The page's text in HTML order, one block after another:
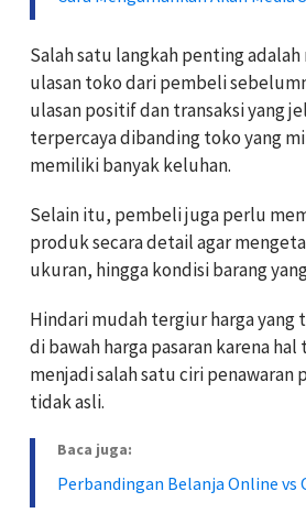
Salah satu langkah penting
ulasan toko dari pembeli
ulasan positif dan transaksi yang
terpercaya dibanding toko yang
memiliki banyak keluhan.
Selain itu, pembeli juga perlu
produk secara detail agar
ukuran, hingga kondisi barang
Hindari mudah tergiur harga yang
di bawah harga pasaran karena
menjadi salah satu ciri penawaran
tidak asli.
Baca juga:
Perbandingan Belanja Online vs